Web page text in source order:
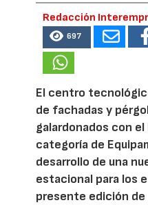
Redacción
697
El centro
de fachadas y
galardonados con el
categoría de
desarrollo de una
estacional para los
presente edición de